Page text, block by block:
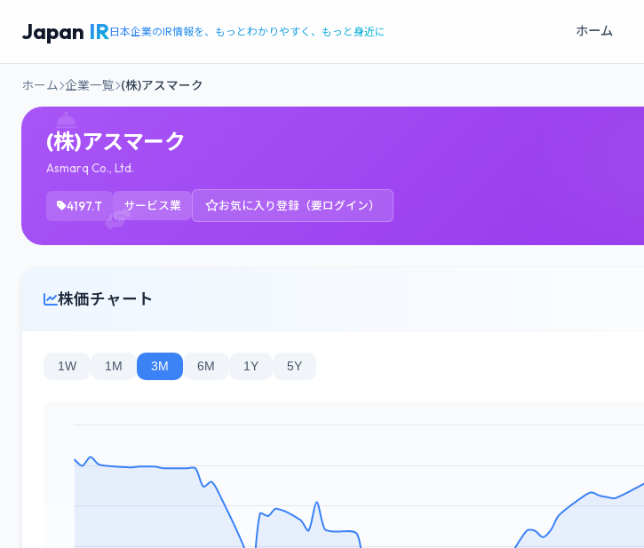
Japan IR日本企業のIR情報を、もっとわかりやすく、もっと身近に ホーム
ホーム 企業一覧 (株)アスマーク
(株)アスマーク
Asmarq Co., Ltd.
4197.T サービス業 お気に入り登録（要ログイン）
株価チャート
1W 1M 3M 6M 1Y 5Y